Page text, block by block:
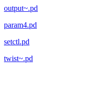
output~.pd
param4.pd
setctl.pd
twist~.pd